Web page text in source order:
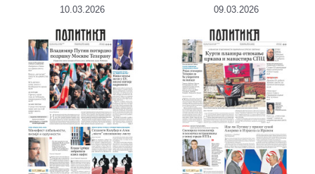
10.03.2026 09.03.2026